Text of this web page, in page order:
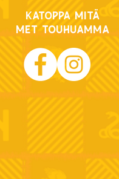
Katoppa mitä
met touhuamma